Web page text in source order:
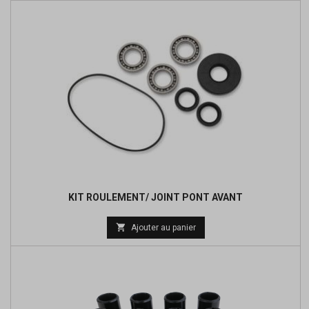
KIT ROULEMENT/ JOINT PONT AVANT
de
 Ajouter au panier